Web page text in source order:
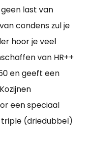
last van
condens zul je
hoor je veel
van HR++
en geeft een
een speciaal
(driedubbel)